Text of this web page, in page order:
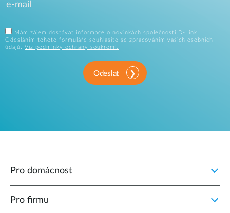
Mám zájem dostávat informace o novinkách společnosti D-Link.
Odesláním tohoto formuláře souhlasíte se zpracováním vašich osobních
údajů. Viz podmínky ochrany soukromí.
Odeslat
Pro domácnost
Pro firmu